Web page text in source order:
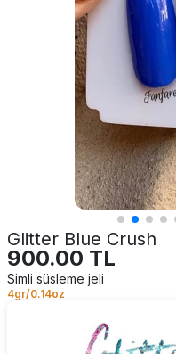
Glitter Blue Crush
900.00 TL
Simli süsleme jeli
4gr/0.14oz